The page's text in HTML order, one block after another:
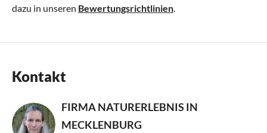
dazu in unseren Bewertungsrichtlinien
Kontakt
FIRMA NATURERLEBNIS IN
MECKLENBURG